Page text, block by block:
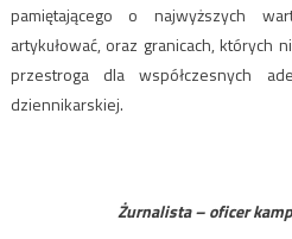
pamiętającego o najwyższych
artykułować, oraz granicach, których
przestroga dla współczesnych
dziennikarskiej.
Żurnalista – oficer